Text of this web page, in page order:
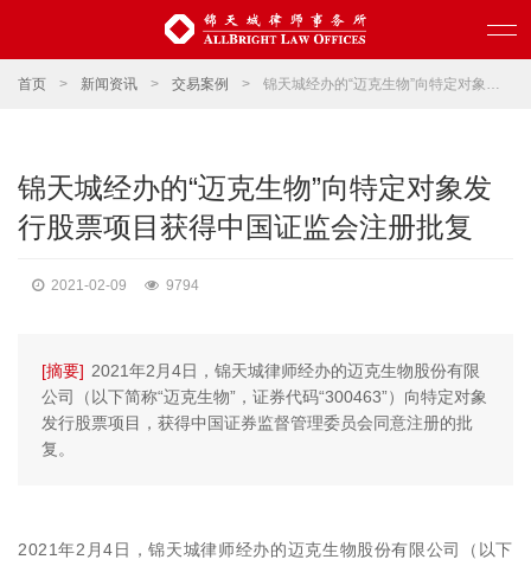
首页 > 新闻资讯 > 交易案例 > 锦天城经办的“迈克生物”向特定对象发行股票项目获得中国证监会注册批复
锦天城经办的“迈克生物”向特定对象发
行股票项目获得中国证监会注册批复
2021-02-09 9794
[摘要] 2021年2月4日，锦天城律师经办的迈克生物股份有限
公司（以下简称“迈克生物”，证券代码“300463”）向特定对象
发行股票项目，获得中国证券监督管理委员会同意注册的批
复。
2021年2月4日，锦天城律师经办的迈克生物股份有限公司（以下